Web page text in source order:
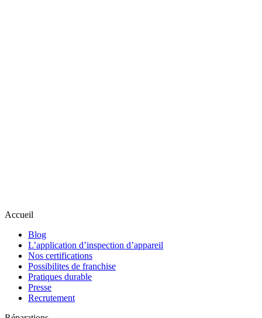
Accueil
Blog
L’application d’inspection d’appareil
Nos certifications
Possibilites de franchise
Pratiques durable
Presse
Recrutement